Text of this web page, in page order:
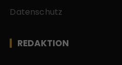
Datenschutz
REDAKTION